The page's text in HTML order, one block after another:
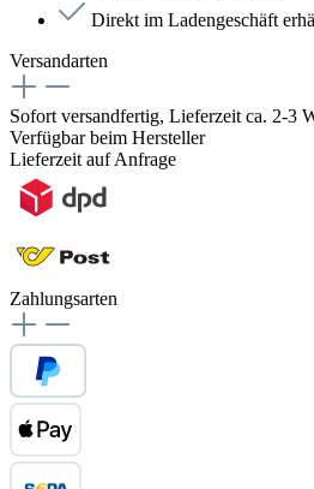
Direkt im Ladengeschäft
Versandarten
Sofort versandfertig, Lieferzeit ca. 2-3
Verfügbar beim Hersteller
Lieferzeit auf Anfrage
Zahlungsarten